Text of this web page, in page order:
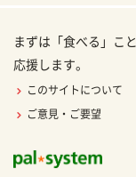
まずは「食べる」こ
応援します。
このサイトについて
ご意見・ご要望